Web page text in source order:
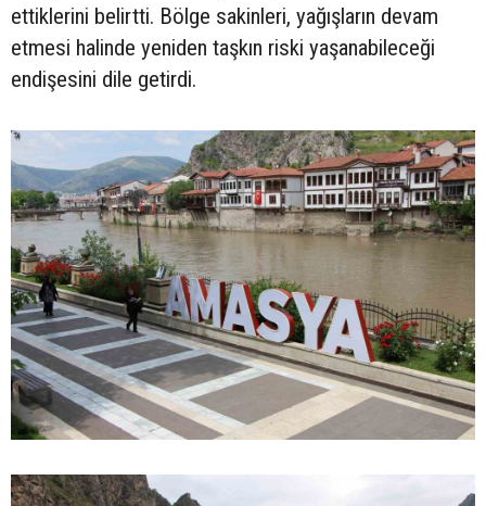
ettiklerini belirtti. Bölge sakinleri, yağışların devam
etmesi halinde yeniden taşkın riski yaşanabileceği
endişesini dile getirdi.